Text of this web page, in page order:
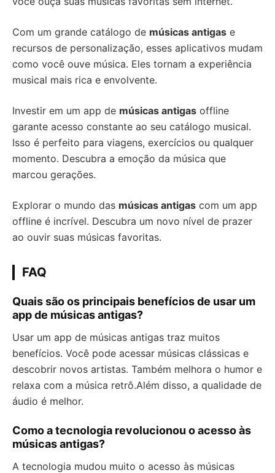
Com um grande catálogo de músicas antigas e
recursos de personalização, esses aplicativos mudam
como você ouve música. Eles tornam a experiência
musical mais rica e envolvente.
Investir em um app de músicas antigas offline
garante acesso constante ao seu catálogo musical.
Isso é perfeito para viagens, exercícios ou qualquer
momento. Descubra a emoção da música que
marcou gerações.
Explorar o mundo das músicas antigas com um app
offline é incrível. Descubra um novo nível de prazer
ao ouvir suas músicas favoritas.
FAQ
Quais são os principais benefícios de usar um
app de músicas antigas?
Usar um app de músicas antigas traz muitos
benefícios. Você pode acessar músicas clássicas e
descobrir novos artistas. Também melhora o humor e
relaxa com a música retrô.Além disso, a qualidade de
áudio é melhor.
Como a tecnologia revolucionou o acesso às
músicas antigas?
A tecnologia mudou muito o acesso às músicas